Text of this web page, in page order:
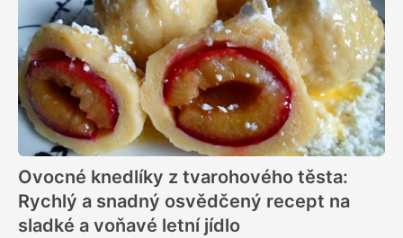
Ovocné knedlíky z tvarohového těsta:
Rychlý a snadný osvědčený recept na
sladké a voňavé letní jídlo